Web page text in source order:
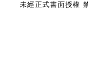
未經正式書面授權